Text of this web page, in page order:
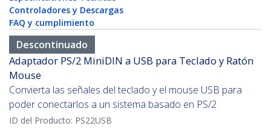
Controladores y Descargas
FAQ y cumplimiento
Descontinuado
Adaptador PS/2 MiniDIN a USB para Teclado y Ratón
Mouse
Convierta las señales del teclado y el mouse USB para
poder conectarlos a un sistema basado en PS/2
ID del Producto: PS22USB